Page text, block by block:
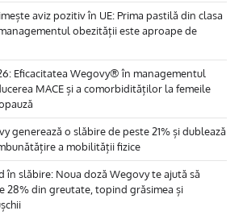
aviz pozitiv în UE: Prima pastilă din clasa
obezității este aproape de
Eficacitatea Wegovy® în managementul
MACE și a comorbidităților la femeile
generează o slăbire de peste 21% și dublează
a mobilității fizice
în slăbire: Noua doză Wegovy te ajută să
28% din greutate, topind grăsimea și